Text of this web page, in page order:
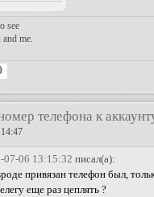
see
me.
телефона к
07-06 13:15:32 писал(а):
привязан телефон был,
еще раз цеплять ?